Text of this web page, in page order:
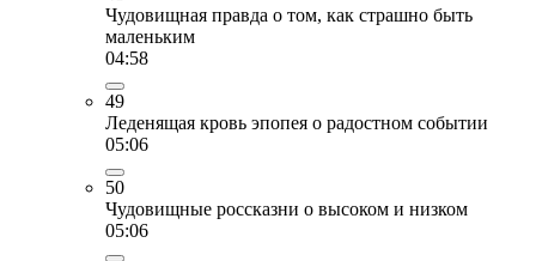
Чудовищная правда о том, как страшно быть
маленьким
04:58
49
Леденящая кровь эпопея о радостном событии
05:06
50
Чудовищные россказни о высоком и низком
05:06